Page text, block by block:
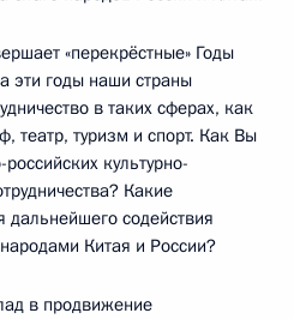
«перекрёстные» Годы
эти годы наши страны
в таких сферах, как
театр, туризм и спорт. Как Вы
культурно-
Какие
дальнейшего содействия
Китая и России?
в продвижение